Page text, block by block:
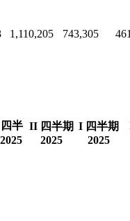
1,110,205 743,305
半 II 四半期
2025
I 四半期
2025